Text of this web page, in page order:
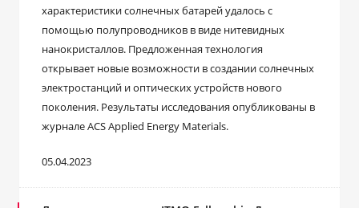
характеристики солнечных батарей удалось с
помощью полупроводников в виде нитевидных
нанокристаллов. Предложенная технология
открывает новые возможности в создании солнечных
электростанций и оптических устройств нового
поколения. Результаты исследования опубликованы в
журнале ACS Applied Energy Materials.
05.04.2023